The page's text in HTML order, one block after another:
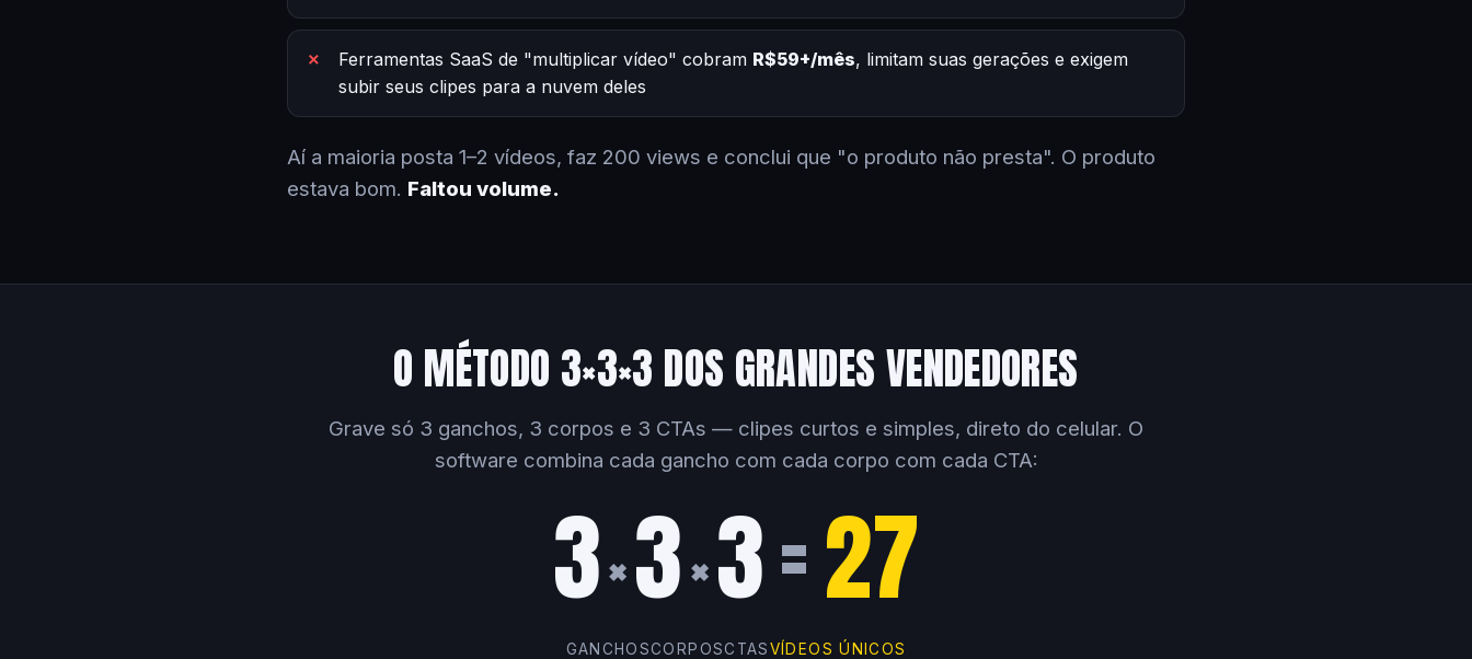
Ferramentas SaaS de "multiplicar vídeo" cobram R$59+/mês, limitam suas gerações e exigem
subir seus clipes para a nuvem deles
Aí a maioria posta 1–2 vídeos, faz 200 views e conclui que "o produto não presta". O produto
estava bom. Faltou volume.
O MÉTODO 3×3×3 DOS GRANDES VENDEDORES
Grave só 3 ganchos, 3 corpos e 3 CTAs — clipes curtos e simples, direto do celular. O
software combina cada gancho com cada corpo com cada CTA:
3×3×3=27
GANCHOSCORPOSCTASVÍDEOS ÚNICOS